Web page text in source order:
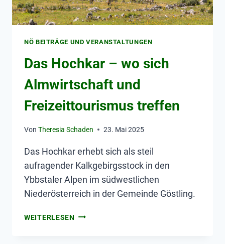
NÖ BEITRÄGE UND VERANSTALTUNGEN
Das Hochkar – wo sich
Almwirtschaft und
Freizeittourismus treffen
Von Theresia Schaden 23. Mai 2025
Das Hochkar erhebt sich als steil
aufragender Kalkgebirgsstock in den
Ybbstaler Alpen im südwestlichen
Niederösterreich in der Gemeinde Göstling.
WEITERLESEN